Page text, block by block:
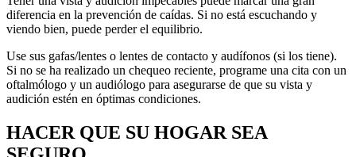
diferencia en la prevención de caídas. Si no está escuchando y
viendo bien, puede perder el equilibrio.
Use sus gafas/lentes o lentes de contacto y audífonos (si los tiene).
Si no se ha realizado un chequeo reciente, programe una cita con un
oftalmólogo y un audiólogo para asegurarse de que su vista y
audición estén en óptimas condiciones.
HACER QUE SU HOGAR SEA